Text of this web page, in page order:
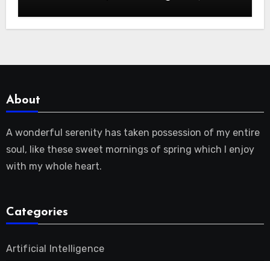
About
A wonderful serenity has taken possession of my entire
soul, like these sweet mornings of spring which I enjoy
with my whole heart.
Categories
Artificial Intelligence